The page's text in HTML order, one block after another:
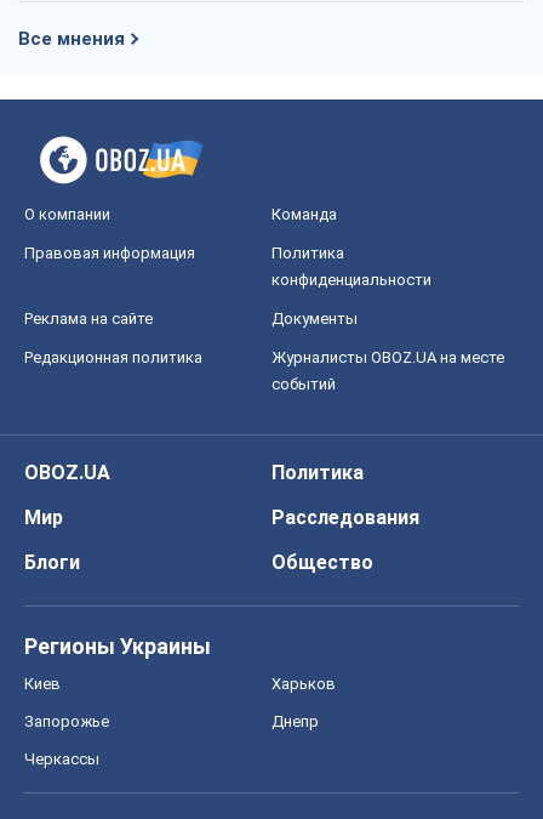
Все мнения
О компании Команда
Правовая информация
Политика
конфиденциальности
Реклама на сайте Документы
Редакционная политика
Журналисты OBOZ.UA на месте
событий
OBOZ.UA
Политика
Мир
Расследования
Блоги
Общество
Регионы Украины
Киев Харьков
Запорожье Днепр
Черкассы